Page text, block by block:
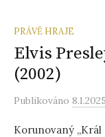
PRÁVĚ HRAJE
Elvis
(2002)
Publikováno 8.1.2025
Korunovaný „Král